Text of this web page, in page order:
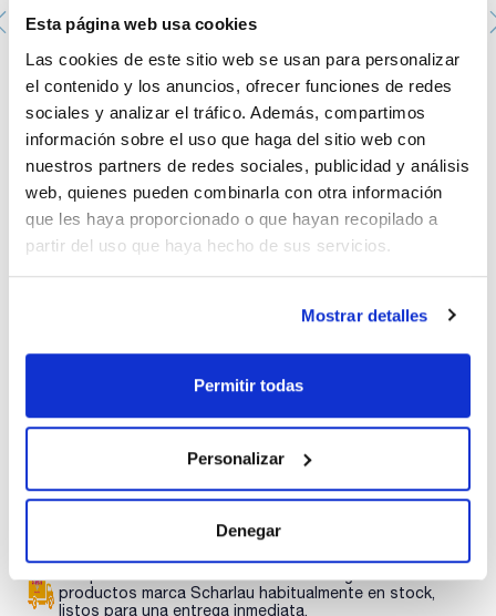
Esta página web usa cookies
Las cookies de este sitio web se usan para personalizar
el contenido y los anuncios, ofrecer funciones de redes
sociales y analizar el tráfico. Además, compartimos
información sobre el uso que haga del sitio web con
nuestros partners de redes sociales, publicidad y análisis
web, quienes pueden combinarla con otra información
que les haya proporcionado o que hayan recopilado a
partir del uso que haya hecho de sus servicios.
Mostrar detalles
Permitir todas
Personalizar
Denegar
Bloque Heat-OnTM. RADLEYS. Bloque Heat-OnTM con
revestimiento polimérico. Bloque 250ml
000RR61040
Disponibilidad:Ver stock
Mi precio: Comprar
Regístrate para
COA
Regístrate para
SDS/ Hoja de seguridad
Regístrate para
descargas
productos marca Scharlau habitualmente en stock,
listos para una entrega inmediata.